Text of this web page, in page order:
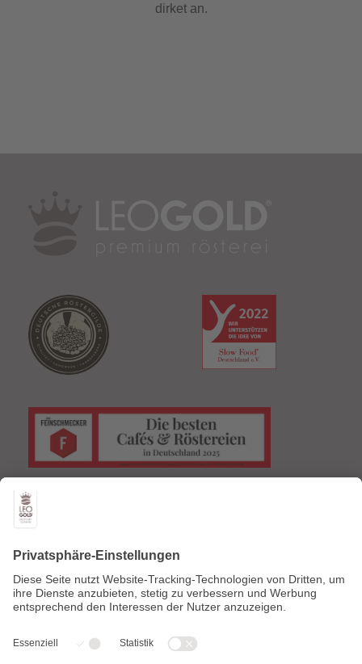
dirket an.
HOME
Über uns
Onlineshop
Kontakt
SHOP
Kaffee
Abonnements
Zubehör